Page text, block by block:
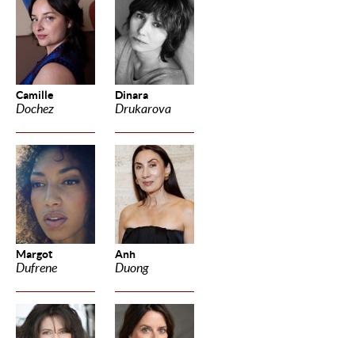
Camille
Dochez
Dinara
Drukarova
Margot
Dufrene
Anh
Duong